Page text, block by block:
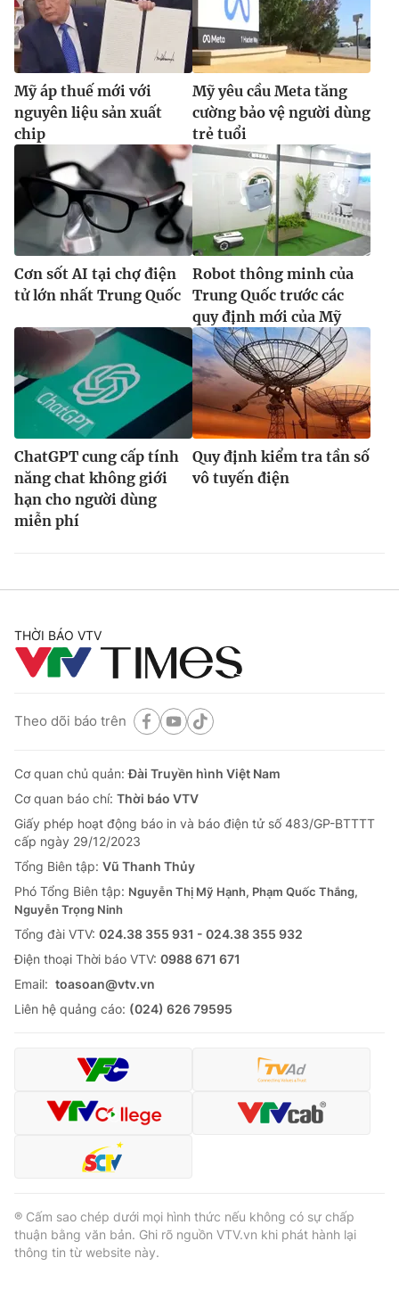
Mỹ áp thuế mới với
nguyên liệu sản xuất
chip
Mỹ yêu cầu Meta tăng
cường bảo vệ người dùng
trẻ tuổi
Cơn sốt AI tại chợ điện
tử lớn nhất Trung Quốc
Robot thông minh của
Trung Quốc trước các
quy định mới của Mỹ
ChatGPT cung cấp tính
năng chat không giới
hạn cho người dùng
miễn phí
Quy định kiểm tra tần số
vô tuyến điện
THỜI BÁO VTV
Theo dõi báo trên
Cơ quan chủ quản:Đài Truyền hình Việt Nam
Cơ quan báo chí: Thời báo VTV
Giấy phép hoạt động báo in và báo điện tử số 483/GP-BTTTT
cấp ngày 29/12/2023
Tổng Biên tập: Vũ Thanh Thủy
Phó Tổng Biên tập: Nguyễn Thị Mỹ Hạnh, Phạm Quốc Thắng,
Nguyễn Trọng Ninh
Tổng đài VTV: 024.38 355 931 - 024.38 355 932
Ðiện thoại Thời báo VTV: 0988 671 671
Email: toasoan@vtv.vn
Liên hệ quảng cáo: (024) 626 79595
® Cấm sao chép dưới mọi hình thức nếu không có sự chấp
thuận bằng văn bản. Ghi rõ nguồn VTV.vn khi phát hành lại
thông tin từ website này.